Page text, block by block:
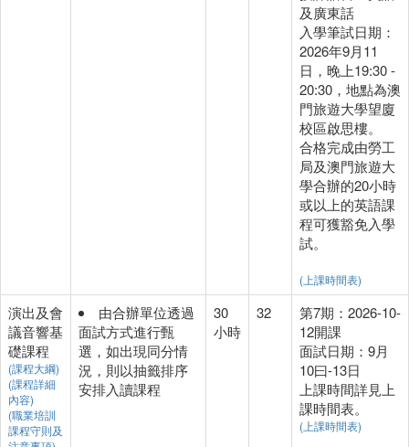
及廣東話
入學筆試日期：
2026年9月11
日，晚上19:30 -
20:30，地點為澳
門旅遊大學望廈
校區啟思樓。
合格完成由勞工
局及澳門旅遊大
學合辦的20小時
或以上的英語課
程可獲豁免入學
試。
(上課時間表)
演出及會
議音響基
礎課程
(課程大綱)
(課程詳細
內容)
(職業培訓
課程守則及
由合辦單位透過
面試方式進行甄
選，如出現同分情
況，則以抽籤排序
安排入讀課程
30
小時
32
第7期：2026-10-
12開課
面試日期：9月
10曰-13日
上課時間詳見上
課時間表。
(上課時間表)